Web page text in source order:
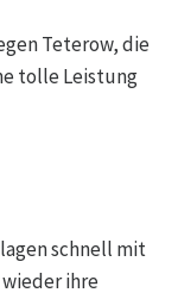
Teterow, die
tolle Leistung
schnell mit
wieder ihre